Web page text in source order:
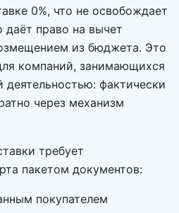
0%, что не освобождает
даёт право на вычет
из бюджета. Это
компаний, занимающихся
фактически
через механизм
требует
пакетом документов:
покупателем